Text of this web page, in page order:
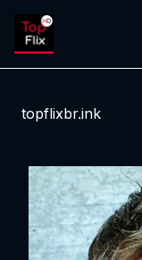
topflixbr.ink